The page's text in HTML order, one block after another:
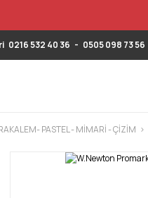
0216 532 40 36 - 0505 098 73 56
PASTEL - MİMARİ - ÇİZİM